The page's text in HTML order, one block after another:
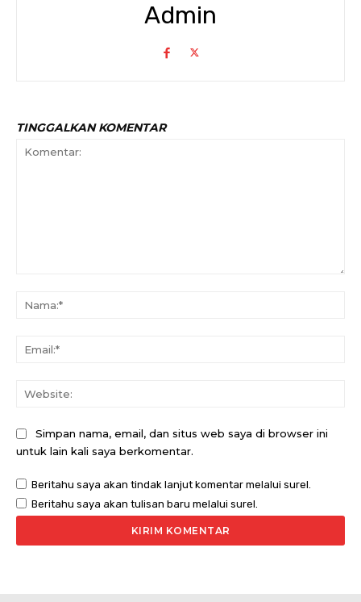
Admin
TINGGALKAN KOMENTAR
Simpan nama, email, dan situs web saya di browser ini
untuk lain kali saya berkomentar.
Beritahu saya akan tindak lanjut komentar melalui surel.
Beritahu saya akan tulisan baru melalui surel.